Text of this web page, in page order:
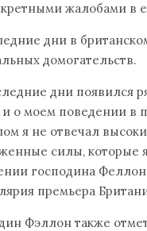
жалобами в
дни в
домогательств.
дни появился
о моем поведении в
я не отвечал
силы, которые
господина
премьера
Фэллон также